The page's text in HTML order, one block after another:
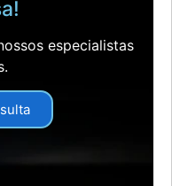
especialistas